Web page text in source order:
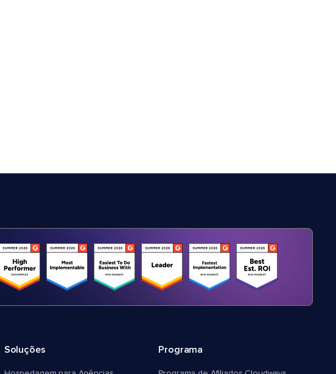
Soluções Programa